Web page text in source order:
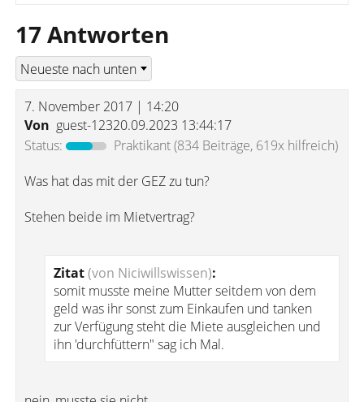
17 Antworten
7. November 2017 | 14:20
Von guest-12320.09.2023 13:44:17
Status:
Praktikant(834 Beiträge, 619x hilfreich)
Was hat das mit der GEZ zu tun?
Stehen beide im Mietvertrag?
Zitat(von Niciwillswissen):
somit musste meine Mutter seitdem von dem
geld was ihr sonst zum Einkaufen und tanken
zur Verfügung steht die Miete ausgleichen und
ihn 'durchfüttern" sag ich Mal.